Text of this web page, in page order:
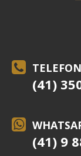
(41)
(41) 9